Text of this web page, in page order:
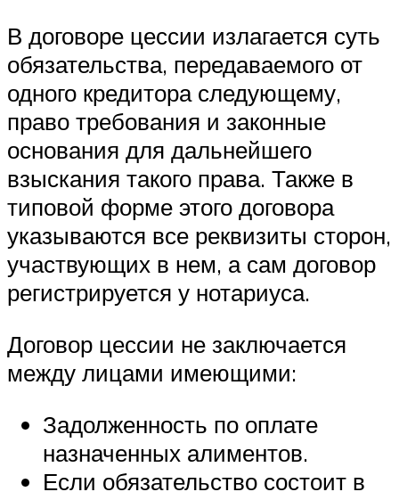
В договоре цессии излагается суть
обязательства, передаваемого от
одного кредитора следующему,
право требования и законные
основания для дальнейшего
взыскания такого права. Также в
типовой форме этого договора
указываются все реквизиты сторон,
участвующих в нем, а сам договор
регистрируется у нотариуса.
Договор цессии не заключается
между лицами имеющими:
Задолженность по оплате
назначенных алиментов.
Если обязательство состоит в